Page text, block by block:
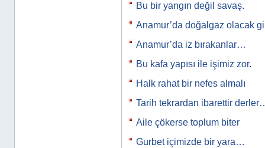
Bu bir yangın değil savaş.
Anamur’da doğalgaz olacak
Anamur’da iz bırakanlar…
Bu kafa yapısı ile işimiz zor.
Halk rahat bir nefes almalı
Tarih tekrardan ibarettir
Aile çökerse toplum biter
Gurbet içimizde bir yara…